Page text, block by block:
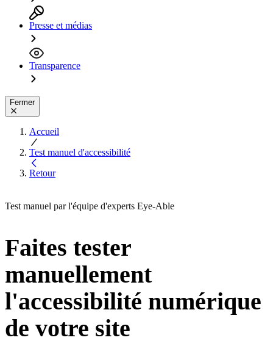
Presse et médias
Transparence
Fermer
Accueil
Test manuel d'accessibilité
Retour
Test manuel par l'équipe d'experts Eye-Able
Faites tester
manuellement
l'accessibilité numérique
de votre site